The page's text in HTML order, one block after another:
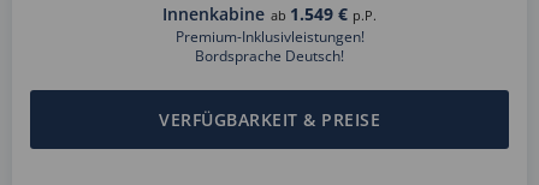
Innenkabine ab 1.549 € p.P.
Premium-Inklusivleistungen!
Bordsprache Deutsch!
VERFÜGBARKEIT & PREISE